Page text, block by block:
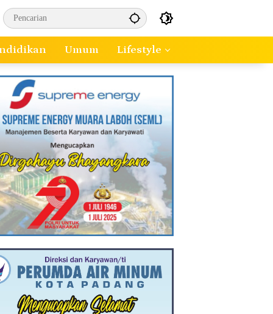
Umum Lifestyle